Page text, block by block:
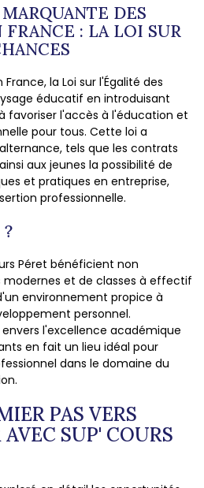
DES
: LA LOI SUR
la Loi sur l'Égalité des
éducatif en introduisant
favoriser l'accès à l'éducation et
pour tous. Cette loi a
tels que les contrats
aux jeunes la possibilité de
et pratiques en entreprise,
professionnelle.
Péret bénéficient non
et de classes à effectif
environnement propice à
personnel.
l'excellence académique
en fait un lieu idéal pour
dans le domaine du
PAS VERS
SUP' COURS